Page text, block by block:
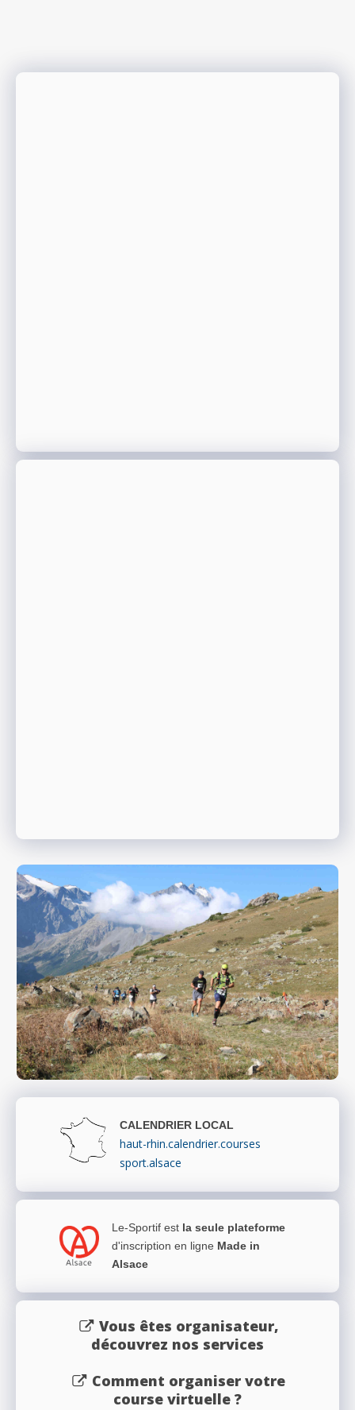
CALENDRIER LOCAL
haut-rhin.calendrier.courses
sport.alsace
Le-Sportif est la seule plateforme
d'inscription en ligne Made in
Alsace
Vous êtes organisateur,
découvrez nos services
Comment organiser votre
course virtuelle ?